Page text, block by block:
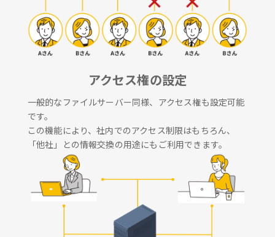
アクセス権の設定
一般的なファイルサーバー同様、アクセス権も設定可能
です。
この機能により、社内でのアクセス制限はもちろん、
「他社」との情報交換の用途にもご利用できます。